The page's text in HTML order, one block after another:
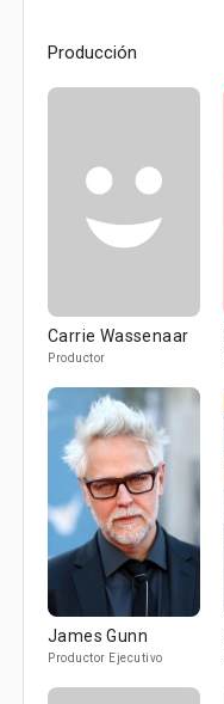
Producción
Carrie Wassenaar
Productor
James Gunn
Productor Ejecutivo